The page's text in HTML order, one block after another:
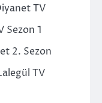
TV
Sezon 1
2. Sezon
TV